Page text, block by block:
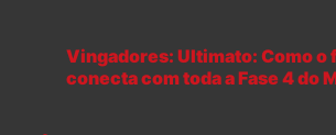
Vingadores: Ultimato: Como o
conecta com toda a Fase 4 do